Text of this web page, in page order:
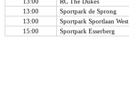
13:00
Sportpark de Sprong
13:00
Sportpark Sportlaan West
15:00
Sportpark Esserberg